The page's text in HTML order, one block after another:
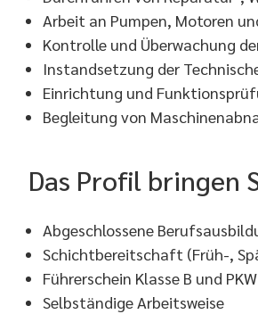
Arbeit an Pumpen, Motoren
Kontrolle und Überwachung
Instandsetzung der
Einrichtung und
Begleitung von
Das Profil bringen
Abgeschlossene
Schichtbereitschaft (Früh-,
Führerschein Klasse B und PKW
Selbständige Arbeitsweise